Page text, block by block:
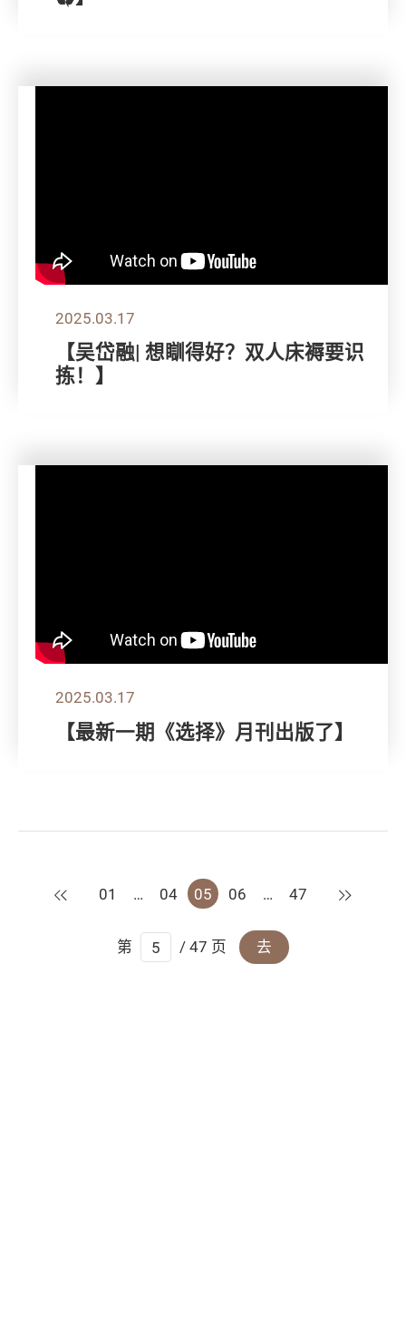
2025.03.17
【吴岱融| 想瞓得好？双人床褥要识
拣！】
2025.03.17
【最新一期《选择》月刊出版了】
上一页
01 … 04 05 06 … 47 下一页
第 / 47 页 去